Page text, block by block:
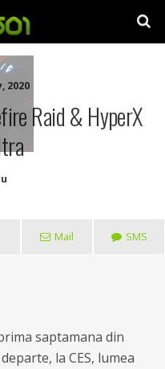
2020
Raid & HyperX
Mail SMS
saptamana din
la CES, lumea